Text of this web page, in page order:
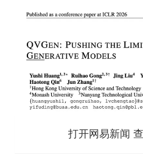
打开网易新闻